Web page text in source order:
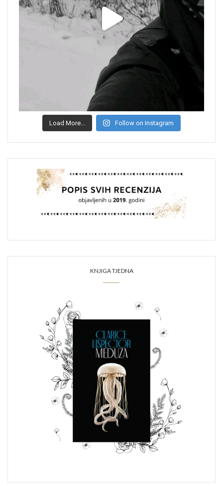
Load More... Follow on Instagram
KNJIGA TJEDNA